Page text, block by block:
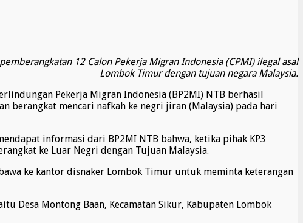
12 Calon Pekerja Migran Indonesia (CPMI) ilegal asal
Lombok Timur dengan tujuan negara Malaysia.
Pekerja Migran Indonesia (BP2MI) NTB berhasil
berangkat mencari nafkah ke negri jiran (Malaysia) pada hari
informasi dari BP2MI NTB bahwa, ketika pihak KP3
ke Luar Negri dengan Tujuan Malaysia.
ke kantor disnaker Lombok Timur untuk meminta keterangan
Desa Montong Baan, Kecamatan Sikur, Kabupaten Lombok